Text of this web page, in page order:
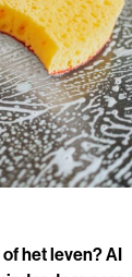
het leven? AI